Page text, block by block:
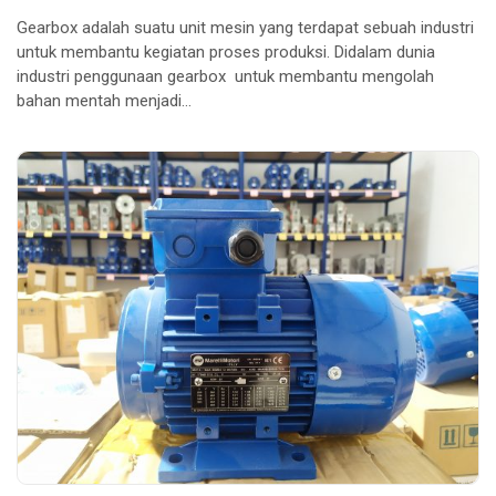
Rutin
Gearbox
&
Gearbox adalah suatu unit mesin yang terdapat sebuah industri
untuk membantu kegiatan proses produksi. Didalam dunia
industri penggunaan gearbox untuk membantu mengolah
bahan mentah menjadi…